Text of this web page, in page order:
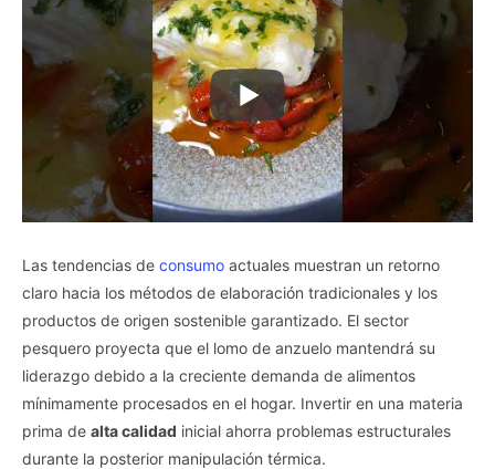
Las tendencias de consumo actuales muestran un retorno
claro hacia los métodos de elaboración tradicionales y los
productos de origen sostenible garantizado. El sector
pesquero proyecta que el lomo de anzuelo mantendrá su
liderazgo debido a la creciente demanda de alimentos
mínimamente procesados en el hogar. Invertir en una materia
prima de alta calidad inicial ahorra problemas estructurales
durante la posterior manipulación térmica.